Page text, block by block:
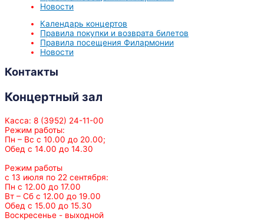
Новости
Календарь концертов
Правила покупки и возврата билетов
Правила посещения Филармонии
Новости
Контакты
Концертный зал
Касса: 8 (3952) 24-11-00
Режим работы:
Пн – Вс с 10.00 до 20.00;
Обед с 14.00 до 14.30
Режим работы
с 13 июля по 22 сентября:
Пн с 12.00 до 17.00
Вт – Сб с 12.00 до 19.00
Обед с 15.00 до 15.30
Воскресенье - выходной